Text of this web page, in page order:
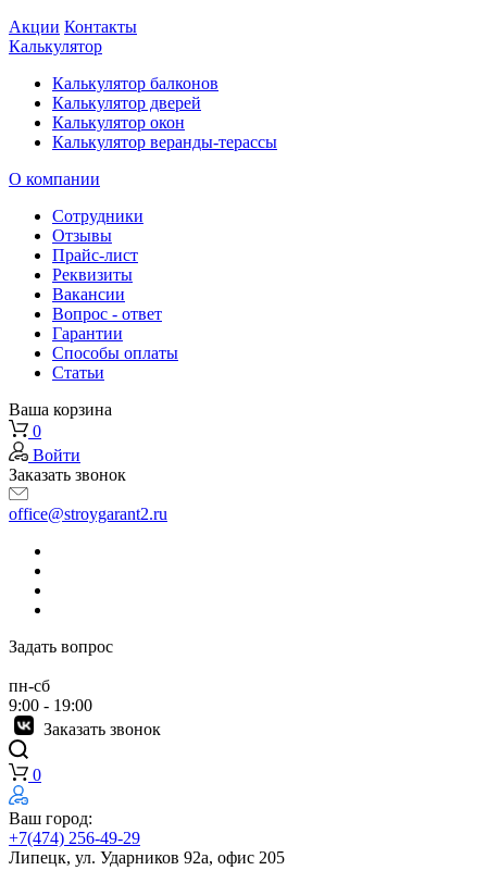
Акции Контакты
Калькулятор
Калькулятор балконов
Калькулятор дверей
Калькулятор окон
Калькулятор веранды-терассы
О компании
Сотрудники
Отзывы
Прайс-лист
Реквизиты
Вакансии
Вопрос - ответ
Гарантии
Способы оплаты
Статьи
Ваша корзина
0
Войти
Заказать звонок
office@stroygarant2.ru
Задать вопрос
пн-сб
9:00 - 19:00
Заказать звонок
0
Ваш город:
+7(474) 256-49-29
Липецк, ул. Ударников 92а, офис 205